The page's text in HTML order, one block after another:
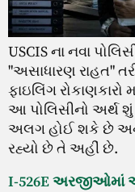
USCIS ના નવા
"અસાધારણ રાહત"
ફાઇલિંગ રોકાણકારો
આ પોલિસીનો અર્થ શું
અલગ હોઈ શકે છે અને
રહ્યો છે તે અહીં છે.
I-526E અરજીઓમાં